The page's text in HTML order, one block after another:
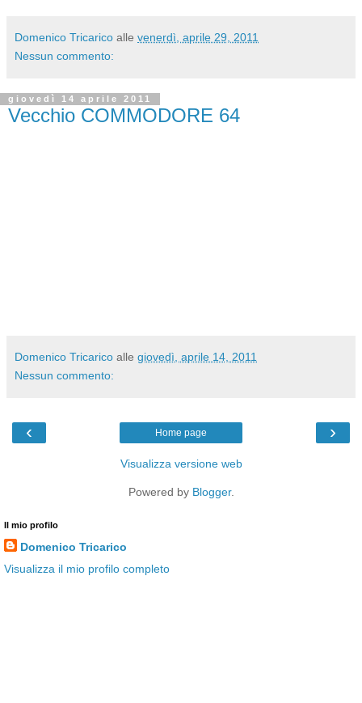
Domenico Tricarico alle venerdì, aprile 29, 2011
Nessun commento:
giovedì 14 aprile 2011
Vecchio COMMODORE 64
Domenico Tricarico alle giovedì, aprile 14, 2011
Nessun commento:
‹ ›
Home page
Visualizza versione web
Powered by Blogger.
Il mio profilo
Domenico Tricarico
Visualizza il mio profilo completo